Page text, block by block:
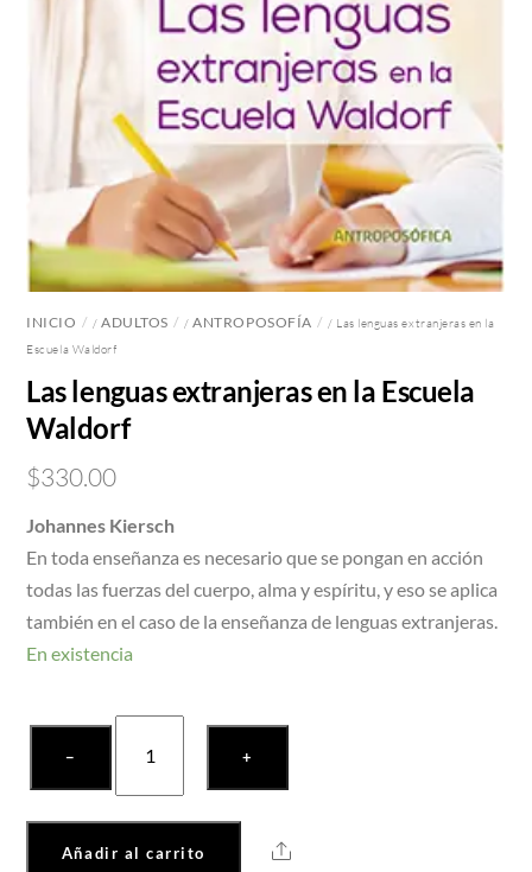
INICIO /ADULTOS /ANTROPOSOFÍA
/ Las lenguas extranjeras en la
Escuela Waldorf
Las lenguas extranjeras en la Escuela
Waldorf
$330.00
Johannes Kiersch
En toda enseñanza es necesario que se pongan en acción
todas las fuerzas del cuerpo, alma y espíritu, y eso se aplica
también en el caso de la enseñanza de lenguas extranjeras.
En existencia
−
lenguas
extranjeras
en
la
+
Añadir al carrito Share